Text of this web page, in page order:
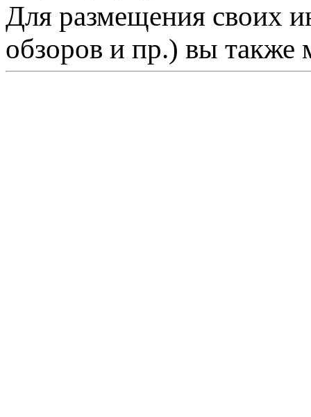
Для размещения своих
обзоров и пр.) вы также